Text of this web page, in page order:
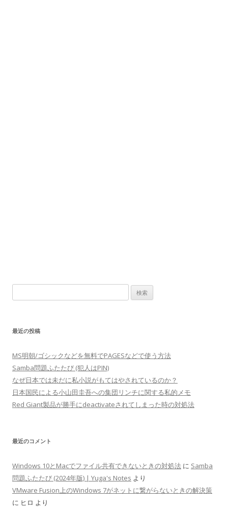
索:
最近の投稿
MS明朝/ゴシックなどを無料でPAGESなどで使う方法
Samba問題ふたたび (犯人はPIN)
なぜ日本では未だに私小説がもてはやされているのか？
日本国民による小山田圭吾への集団リンチに関する私的メモ
Red Giant製品が勝手にdeactivateされてしまった時の対処法
最近のコメント
Windows 10とMacでファイル共有できないときの対処法 に Samba
問題ふたたび (2024年版) | Yuga's Notes より
VMware Fusion上のWindows 7がネットに繋がらないときの解決策
に ヒロ より